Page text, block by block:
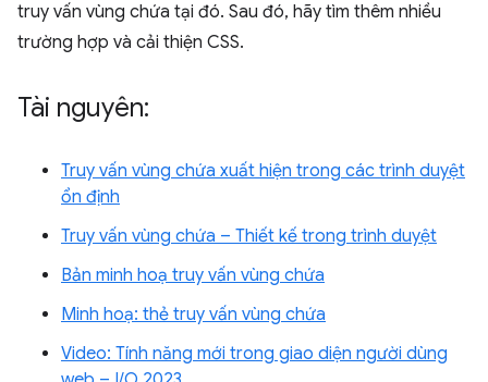
truy vấn vùng chứa tại đó. Sau đó, hãy tìm thêm nhiều
trường hợp và cải thiện CSS.
Tài nguyên:
Truy vấn vùng chứa xuất hiện trong các trình duyệt
ổn định
Truy vấn vùng chứa – Thiết kế trong trình duyệt
Bản minh hoạ truy vấn vùng chứa
Minh hoạ: thẻ truy vấn vùng chứa
Video: Tính năng mới trong giao diện người dùng